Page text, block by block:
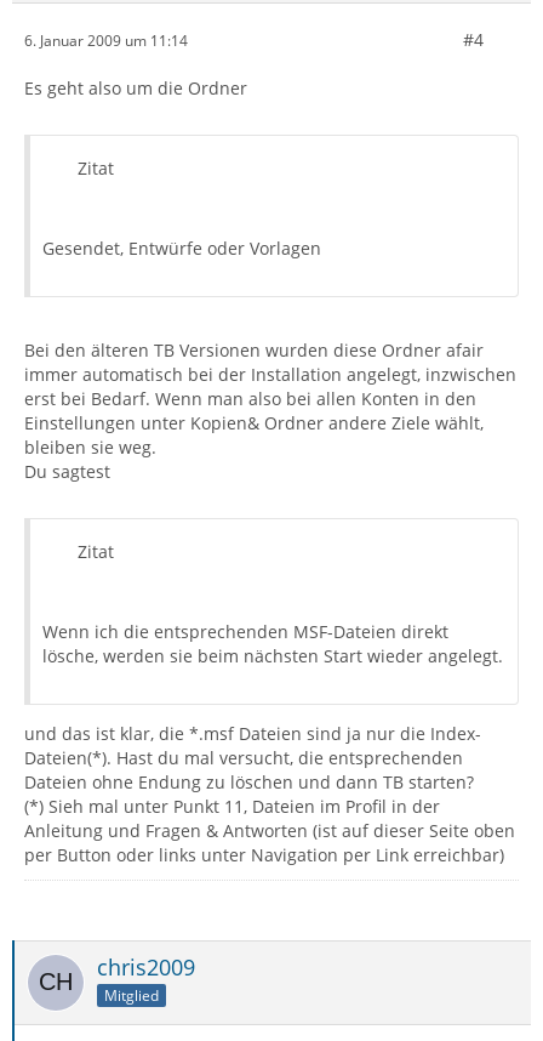
6. Januar 2009 um 11:14 #4
Es geht also um die Ordner
Zitat
Gesendet, Entwürfe oder Vorlagen
Bei den älteren TB Versionen wurden diese Ordner afair
immer automatisch bei der Installation angelegt, inzwischen
erst bei Bedarf. Wenn man also bei allen Konten in den
Einstellungen unter Kopien& Ordner andere Ziele wählt,
bleiben sie weg.
Du sagtest
Zitat
Wenn ich die entsprechenden MSF-Dateien direkt
lösche, werden sie beim nächsten Start wieder angelegt.
und das ist klar, die *.msf Dateien sind ja nur die Index-
Dateien(*). Hast du mal versucht, die entsprechenden
Dateien ohne Endung zu löschen und dann TB starten?
(*) Sieh mal unter Punkt 11, Dateien im Profil in der
Anleitung und Fragen & Antworten (ist auf dieser Seite oben
per Button oder links unter Navigation per Link erreichbar)
chris2009
Mitglied